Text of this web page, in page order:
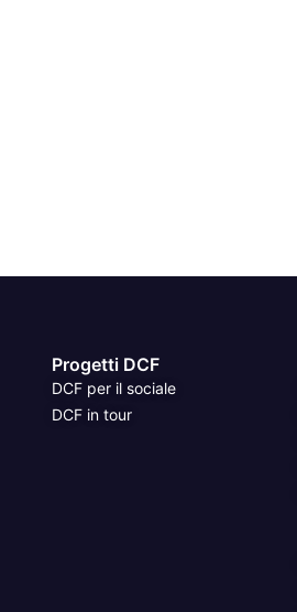
Progetti DCF
DCF per il sociale
DCF in tour